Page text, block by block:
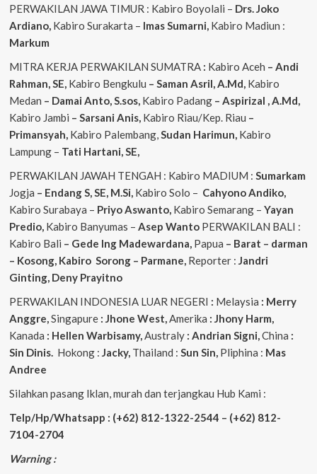
PERWAKILAN JAWA TIMUR : Kabiro Boyolali – Drs. Joko
Ardiano, Kabiro Surakarta – ImasSumarni, Kabiro Madiun :
Markum
MITRA KERJA PERWAKILAN SUMATRA : Kabiro Aceh – Andi
Rahman, SE, Kabiro Bengkulu – Saman Asril, A.Md, Kabiro
Medan – Damai Anto, S.sos, Kabiro Padang– Aspirizal , A.Md,
Kabiro Jambi – Sarsani Anis, Kabiro Riau/Kep. Riau –
Primansyah, Kabiro Palembang,Sudan Harimun, Kabiro
Lampung – Tati Hartani, SE,
PERWAKILAN JAWAH TENGAH : Kabiro MADIUM : Sumarkam
Jogja – Endang S, SE, M.Si, Kabiro Solo – CahyonoAndiko,
Kabiro Surabaya – PriyoAswanto, Kabiro Semarang – Yayan
Predio, Kabiro Banyumas – Asep WantoPERWAKILAN BALI :
Kabiro Bali – Gede Ing Madewardana, Papua – Barat – darman
– Kosong, Kabiro Sorong – Parmane, Reporter : Jandri
Ginting, Deny Prayitno
PERWAKILAN INDONESIA LUAR NEGERI : Melaysia : Merry
Anggre,Singapure: Jhone West,Amerika : Jhony Harm,
Kanada : Hellen Warbisamy,Australy : Andrian Signi,China :
Sin Dinis. Hokong : Jacky, Thailand : Sun Sin, Pliphina : Mas
Andree
Silahkan pasang Iklan, murah dan terjangkau Hub Kami :
Telp/Hp/Whatsapp : (+62) 812-1322-2544 – (+62) 812-
7104-2704
Warning :